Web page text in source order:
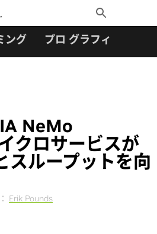
Toggle
Search
ング プロ グラフィックス
NeMo
クロサービスが
スループットを向
Erik Pounds